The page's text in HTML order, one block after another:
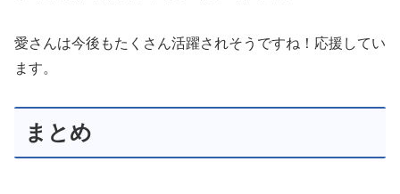
愛さんは今後もたくさん活躍されそうですね！応援してい
ます。
まとめ